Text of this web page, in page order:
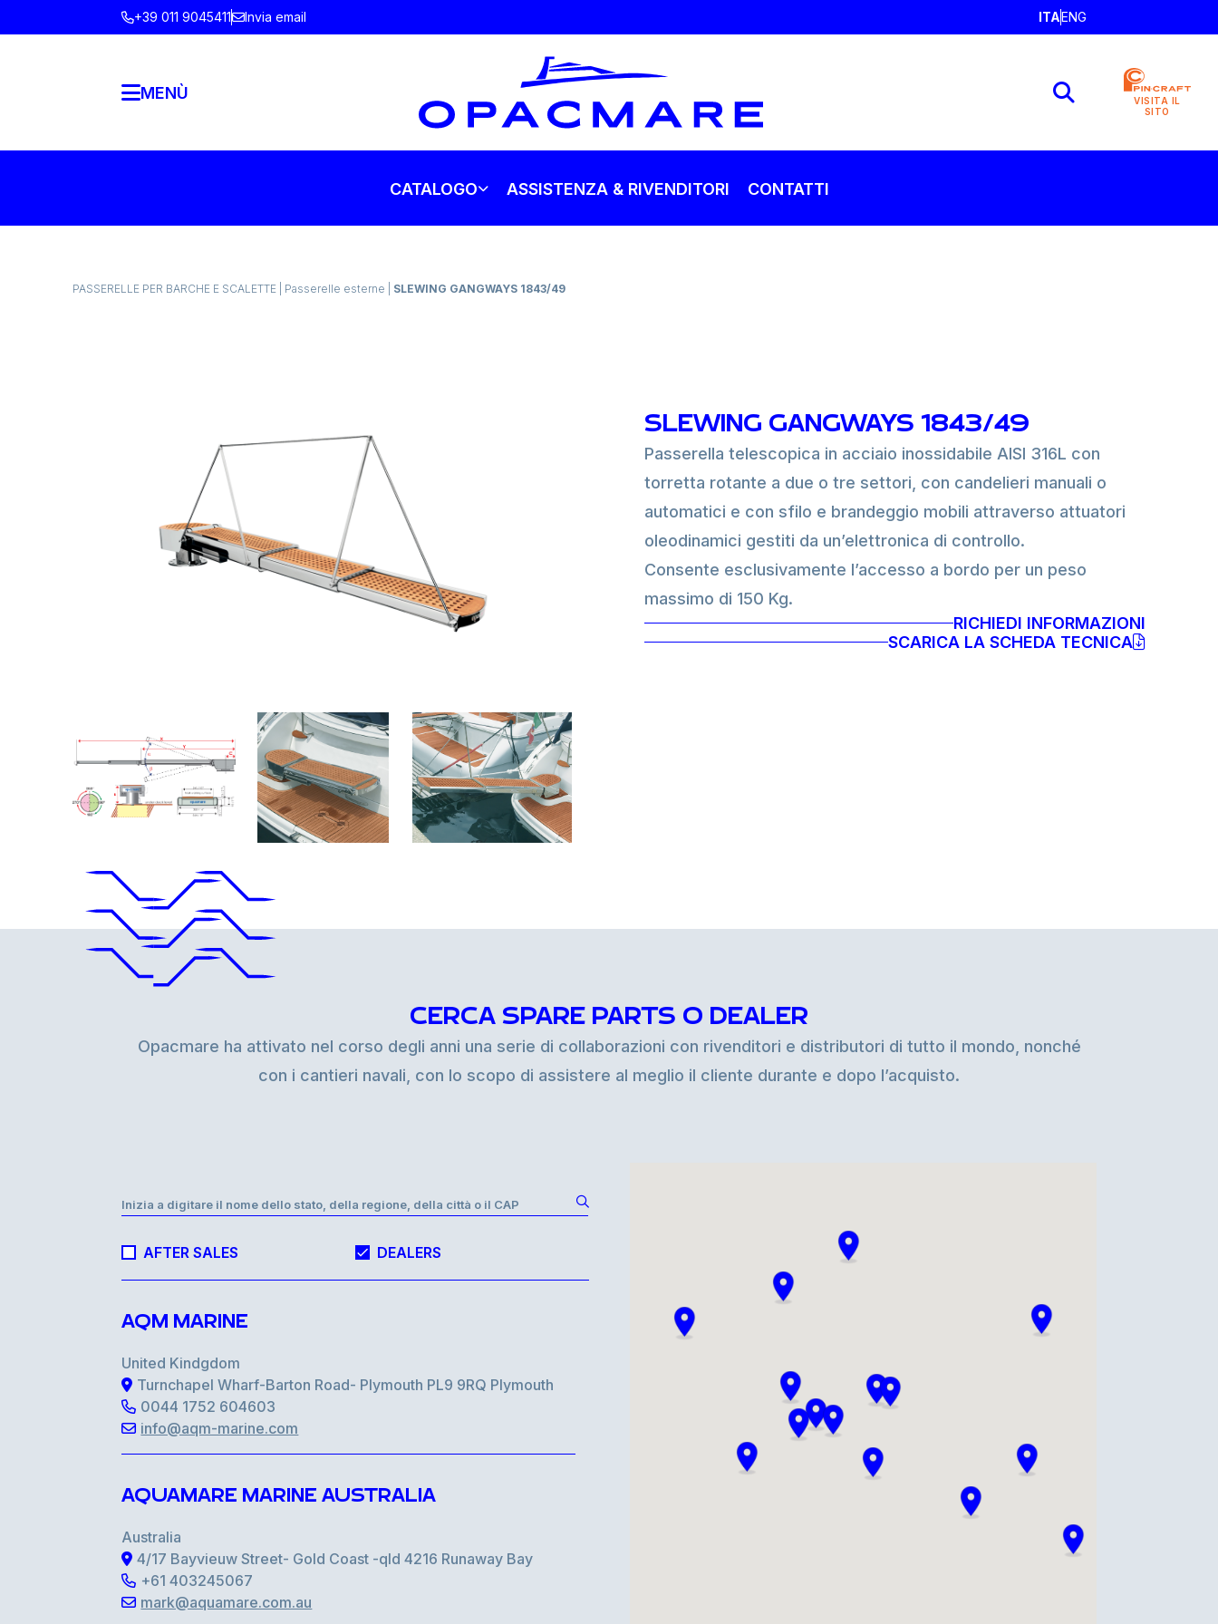
+39 011 9045411 Invia email ITAENG
MENÙ
VISITA IL
SITO
CATALOGO ASSISTENZA & RIVENDITORI CONTATTI
PASSERELLE PER BARCHE E SCALETTE Passerelle esterne SLEWING GANGWAYS 1843/49
SLEWING GANGWAYS 1843/49
Passerella telescopica in acciaio inossidabile AISI 316L con
torretta rotante a due o tre settori, con candelieri manuali o
automatici e con sfilo e brandeggio mobili attraverso attuatori
oleodinamici gestiti da un’elettronica di controllo.
Consente esclusivamente l’accesso a bordo per un peso
massimo di 150 Kg.
RICHIEDI INFORMAZIONI
SCARICA LA SCHEDA TECNICA
CERCA SPARE PARTS O DEALER
Opacmare ha attivato nel corso degli anni una serie di collaborazioni con rivenditori e distributori di tutto il mondo, nonché
con i cantieri navali, con lo scopo di assistere al meglio il cliente durante e dopo l’acquisto.
Inizia a digitare il nome dello stato, della regione, della città o il CAP
AFTER SALES DEALERS
AQM MARINE
United Kindgdom
Turnchapel Wharf-Barton Road- Plymouth PL9 9RQ Plymouth
0044 1752 604603
info@aqm-marine.com
AQUAMARE MARINE AUSTRALIA
Australia
4/17 Bayvieuw Street- Gold Coast -qld 4216 Runaway Bay
+61 403245067
mark@aquamare.com.au